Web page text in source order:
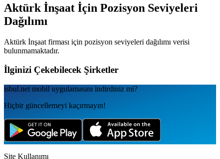
Aktürk İnşaat İçin Pozisyon Seviyeleri
Dağılımı
Aktürk İnşaat firması için pozisyon seviyeleri dağılımı verisi
bulunmamaktadır.
İlginizi Çekebilecek Şirketler
isbul.net mobil uygulamаsını indirdiniz mi?
Hiçbir güncellemeyi kaçırmayın!
Site Kullanımı